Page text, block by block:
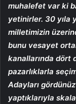
muhalefet var ki
yetinirler. 30 yıla
milletimizin
bunu vesayet
kanallarında dört
pazarlıklarla
Adayları
yaptıklarıyla